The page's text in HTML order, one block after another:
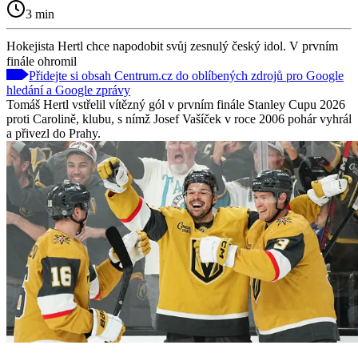
3 min
Hokejista Hertl chce napodobit svůj zesnulý český idol. V prvním
finále ohromil
Přidejte si obsah Centrum.cz do oblíbených zdrojů pro Google
hledání a Google zprávy
Tomáš Hertl vstřelil vítězný gól v prvním finále Stanley Cupu 2026
proti Carolině, klubu, s nímž Josef Vašíček v roce 2006 pohár vyhrál
a přivezl do Prahy.